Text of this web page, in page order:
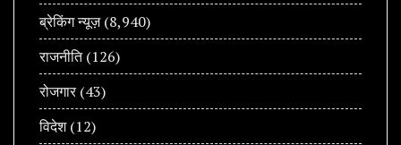
ब्रेकिंग न्यूज़(8,940)
राजनीति(126)
रोजगार(43)
विदेश(12)